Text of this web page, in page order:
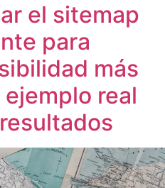
el sitemap
para
más
real